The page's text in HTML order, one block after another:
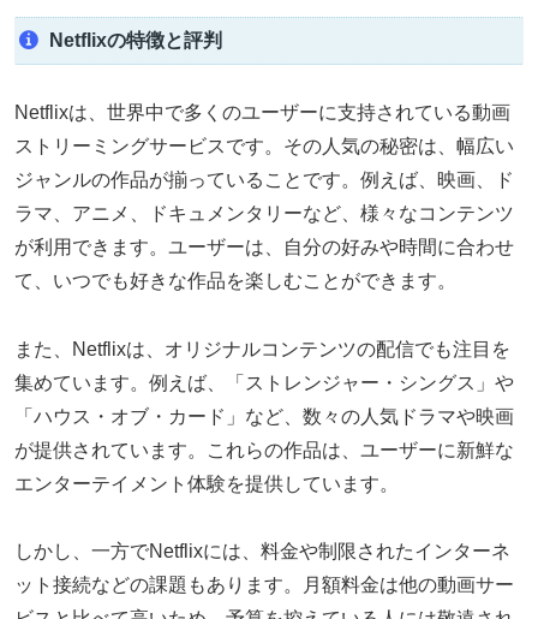
Netflixの特徴と評判
Netflixは、世界中で多くのユーザーに支持されている動画
ストリーミングサービスです。その人気の秘密は、幅広い
ジャンルの作品が揃っていることです。例えば、映画、ド
ラマ、アニメ、ドキュメンタリーなど、様々なコンテンツ
が利用できます。ユーザーは、自分の好みや時間に合わせ
て、いつでも好きな作品を楽しむことができます。
また、Netflixは、オリジナルコンテンツの配信でも注目を
集めています。例えば、「ストレンジャー・シングス」や
「ハウス・オブ・カード」など、数々の人気ドラマや映画
が提供されています。これらの作品は、ユーザーに新鮮な
エンターテイメント体験を提供しています。
しかし、一方でNetflixには、料金や制限されたインターネ
ット接続などの課題もあります。月額料金は他の動画サー